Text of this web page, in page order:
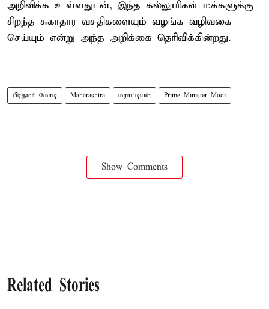
அறிவிக்க உள்ளதுடன், இந்த கல்லூரிகள் மக்களுக்கு
சிறந்த சுகாதார வசதிகளையும் வழங்க வழிவகை
செய்யும் என்று அந்த அறிக்கை தெரிவிக்கின்றது.
பிரதமர் மோடி Maharashtra மராட்டியம் Prime Minister Modi
Show Comments
Related Stories